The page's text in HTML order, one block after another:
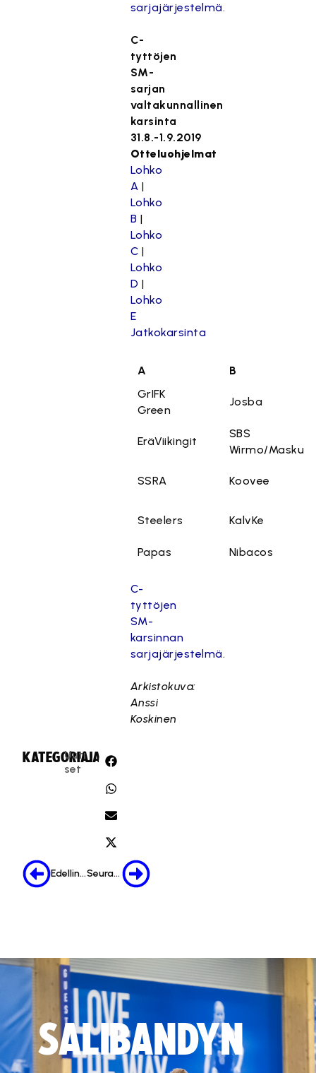
sarjajärjestelmä.
C-
tyttöjen
SM-
sarjan
valtakunnallinen
karsinta
31.8.-1.9.2019
Otteluohjelmat
Lohko
A |
Lohko
B |
Lohko
C |
Lohko
D |
Lohko
E
Jatkokarsinta
A
B
GrIFK
Green
Josba
EräViikingit
SBS
Wirmo/Masku
SSRA Koovee
Steelers KalvKe
Papas Nibacos
C-
tyttöjen
SM-
karsinnan
sarjajärjestelmä.
Arkistokuva:
Anssi
Koskinen
KATEGORIA:
Uuti
set
JAA:
Edellinen Seuraava
SALIBANDYN